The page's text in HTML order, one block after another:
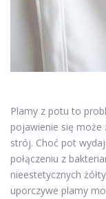
Plamy z potu to
pojawienie się
strój. Choć pot
połączeniu z
nieestetycznych
uporczywe plamy